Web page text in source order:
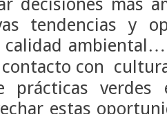
tendencias y
calidad
contacto con
prácticas
estas